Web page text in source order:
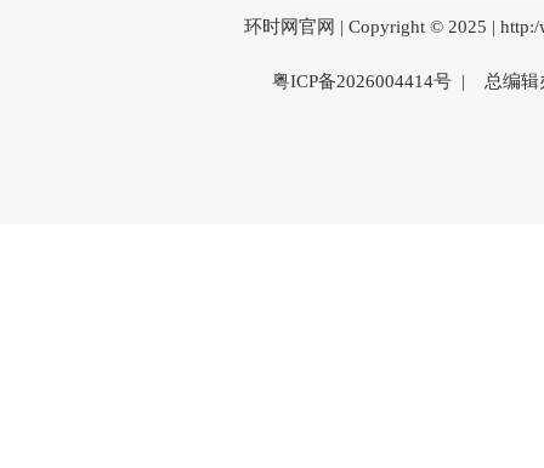
环时网官网 | Copyright © 2025 |
粤ICP备2026004414号 | 总编辑